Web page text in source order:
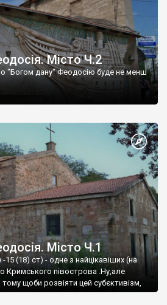
Місто Ч.2
"Богом дану" Феодосію буде не менш
Місто Ч.1
(18) ст) - одне з найцікавіших (на
Кримського півострова .Ну,але
щоби розвіяти цей субєктивізм,